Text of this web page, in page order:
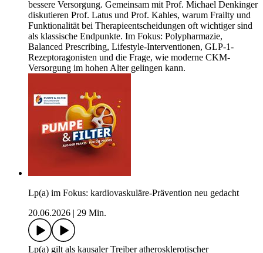
bessere Versorgung. Gemeinsam mit Prof. Michael Denkinger
diskutieren Prof. Latus und Prof. Kahles, warum Frailty und
Funktionalität bei Therapieentscheidungen oft wichtiger sind
als klassische Endpunkte. Im Fokus: Polypharmazie,
Balanced Prescribing, Lifestyle-Interventionen, GLP-1-
Rezeptoragonisten und die Frage, wie moderne CKM-
Versorgung im hohen Alter gelingen kann.
Lp(a) im Fokus: kardiovaskuläre-Prävention neu gedacht
20.06.2026
29 Min.
Lp(a) gilt als kausaler Treiber atherosklerotischer